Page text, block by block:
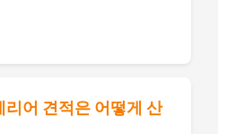
리어 견적은 어떻게 산